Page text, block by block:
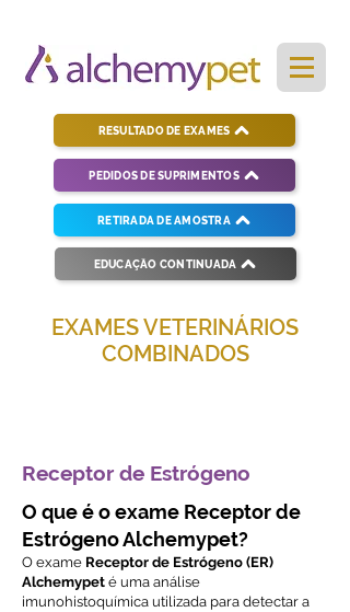
PEDIDOS DE SUPRIMENTOS
RESULTADO DE EXAMES
RETIRADA DE AMOSTRA
EDUCAÇÃO CONTINUADA
EXAMES VETERINÁRIOS
COMBINADOS
Receptor de Estrógeno
O que é o exame Receptor de
Estrógeno Alchemypet?
O exame Receptor de Estrógeno (ER)
Alchemypet é uma análise
imunohistoquímica utilizada para detectar a